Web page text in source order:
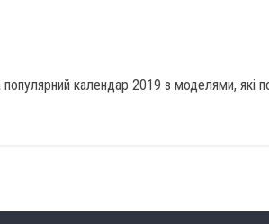
календар 2019 з моделями, які